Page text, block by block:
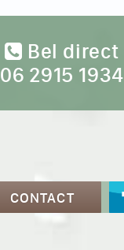
Bel direct
06 2915 1934
CONTACT